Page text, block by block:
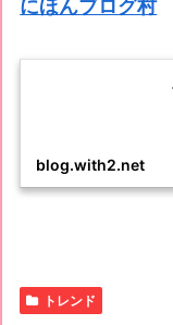
にほんブログ村
blog.with2.net
トレンド